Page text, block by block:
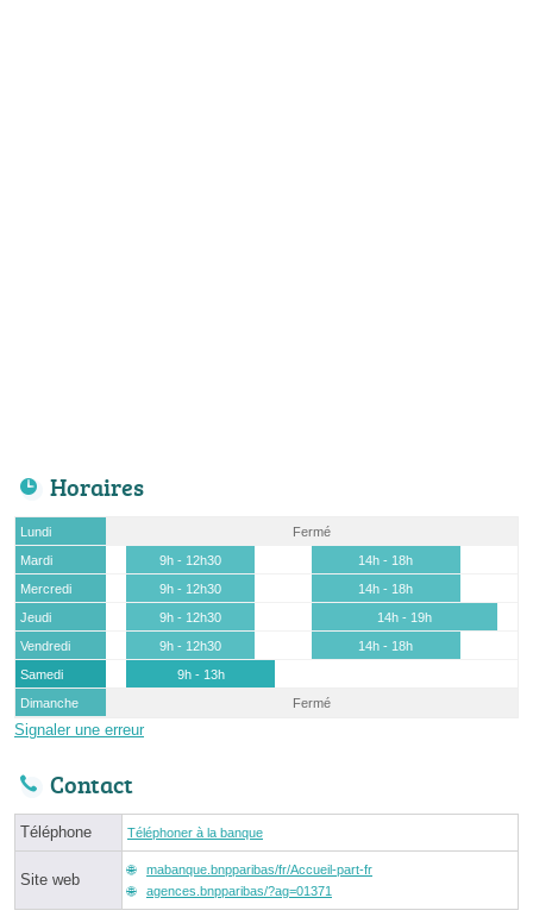
Horaires
Lundi
Fermé
Mardi
9h - 12h30
14h - 18h
Mercredi
9h - 12h30
14h - 18h
Jeudi
9h - 12h30
14h - 19h
Vendredi
9h - 12h30
14h - 18h
Samedi
9h - 13h
Dimanche
Fermé
Signaler une erreur
Contact
Téléphone Téléphoner à la banque
Site web
mabanque.bnpparibas/fr/Accueil-part-fr
agences.bnpparibas/?ag=01371